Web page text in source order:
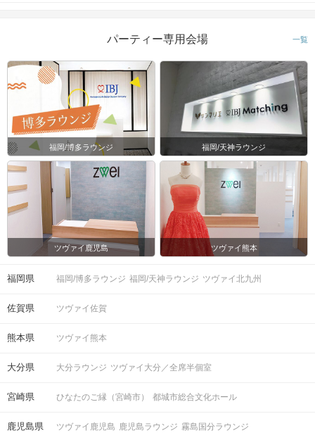
パーティー専用会場 一覧
福岡/博多ラウンジ 福岡/天神ラウンジ
ツヴァイ鹿児島 ツヴァイ熊本
福岡県 福岡/博多ラウンジ 福岡/天神ラウンジ ツヴァイ北九州
佐賀県 ツヴァイ佐賀
熊本県 ツヴァイ熊本
大分県 大分ラウンジ ツヴァイ大分／全席半個室
宮崎県 ひなたのご縁（宮崎市） 都城市総合文化ホール
鹿児島県 ツヴァイ鹿児島 鹿児島ラウンジ 霧島国分ラウンジ